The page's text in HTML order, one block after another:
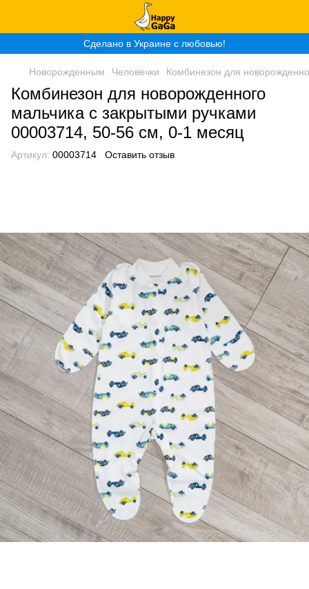
Сделано в Украине с любовью!
Новорожденным Человечки Комбинезон для
Комбинезон для новорожденного
мальчика с закрытыми ручками
00003714, 50-56 см, 0-1 месяц
Артикул: 00003714 Оставить отзыв